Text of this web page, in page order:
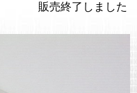
販売終了しました